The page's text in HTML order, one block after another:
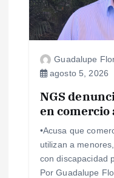
Guadalupe
agosto 5, 2026
NGS
en
•Acusa que
utilizan a
con discapacidad
Por Guadalupe